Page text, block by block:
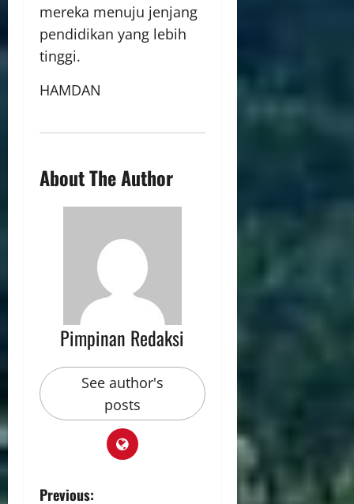
mereka menuju jenjang
pendidikan yang lebih
tinggi.
HAMDAN
About The Author
Pimpinan Redaksi
See author's
posts
Previous: